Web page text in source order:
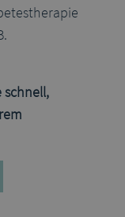
schnell,